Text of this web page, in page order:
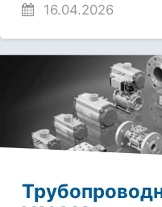
16.04.2026